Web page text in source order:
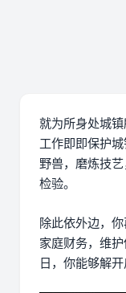
就为所身处城
工作即即保护
野兽，磨炼技
检验。
除此依外边，
家庭财务，维
日，你能够解开